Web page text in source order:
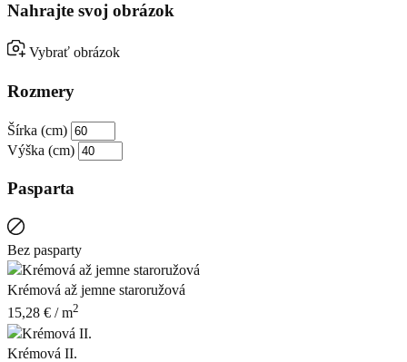
Nahrajte svoj obrázok
Vybrať obrázok
Rozmery
Šírka (cm)
Výška (cm)
Pasparta
Bez pasparty
Krémová až jemne staroružová
15,28 € / m2
Krémová II.